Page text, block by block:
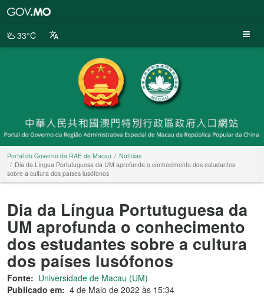
da
33°C
Portal do Governo da RAE de Macau
Notícias
Dia da Língua Portutuguesa da UM aprofunda o conhecimento dos estudantes
sobre a cultura dos países lusófonos
Dia da Língua Portutuguesa da
UM aprofunda o conhecimento
dos estudantes sobre a cultura
dos países lusófonos
Fonte: Universidade de Macau (UM)
Publicado em: 4 de Maio de 2022 às 15:34